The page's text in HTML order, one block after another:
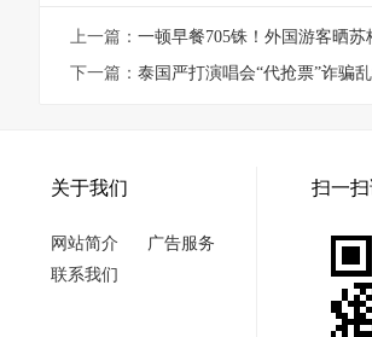
上一篇： 一顿早餐705铢！外国游客晒
下一篇： 泰国严打演唱会“代抢票”诈骗
关于我们
网站简介
广告服务
联系我们
扫一